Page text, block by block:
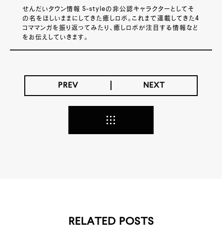
せんだいタウン情報 S-styleの非公認キャラクターとしてそ
の名をほしいままにしてきた癒しロボ。これまで連載してきた4
コママンガを振り返ってみたり、癒しロボが注目する情報など
をお伝えしていきます。
PREV NEXT
RELATED POSTS